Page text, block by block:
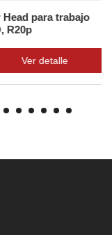
para trabajo
Ver detalle